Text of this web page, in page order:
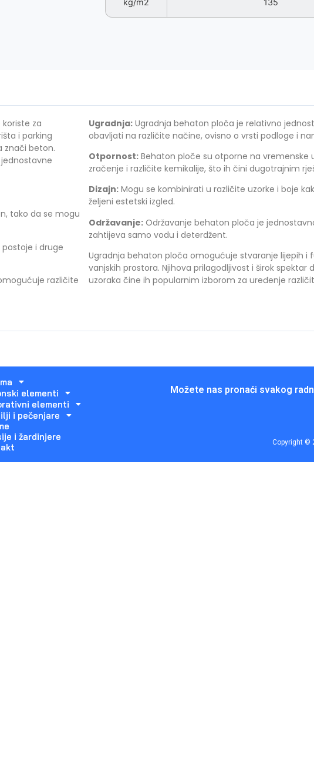
za
i parking
znači beton.
tako da se mogu
i druge
različite
Ugradnja: Ugradnja behaton ploča je relativno
obavljati na različite načine, ovisno o vrsti podloge i
Otpornost: Behaton ploče su otporne na vremenske
zračenje i različite kemikalije, što ih čini dugotrajnim
Dizajn: Mogu se kombinirati u različite uzorke i boje
željeni estetski izgled.
Održavanje: Održavanje behaton ploča je
zahtijeva samo vodu i deterdžent.
Ugradnja behaton ploča omogućuje stvaranje lijepih i
vanjskih prostora. Njihova prilagodljivost i širok spektar
uzoraka čine ih popularnim izborom za uređenje
elementi
elementi
i pečenjare
i žardinjere
Možete nas pronaći svakog
Copyright ©